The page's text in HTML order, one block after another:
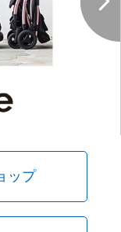
ップ